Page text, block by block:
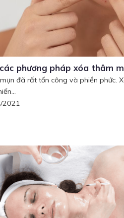
phương pháp xóa thâm
đã rất tốn công và phiền phức.
2021